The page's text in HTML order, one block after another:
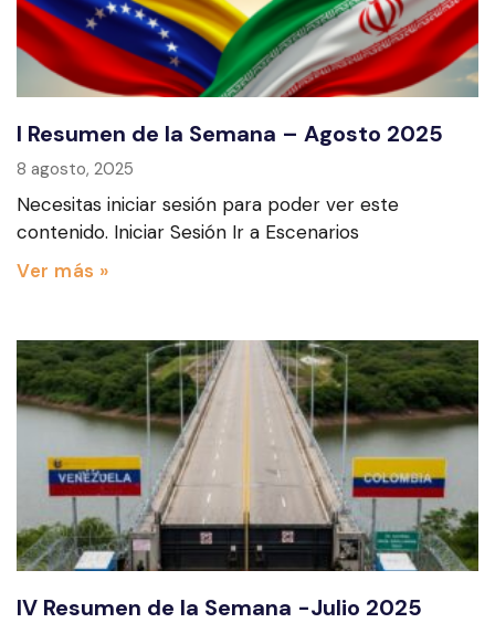
I Resumen de la Semana – Agosto 2025
8 agosto, 2025
Necesitas iniciar sesión para poder ver este
contenido. Iniciar Sesión Ir a Escenarios
Ver más »
IV Resumen de la Semana -Julio 2025